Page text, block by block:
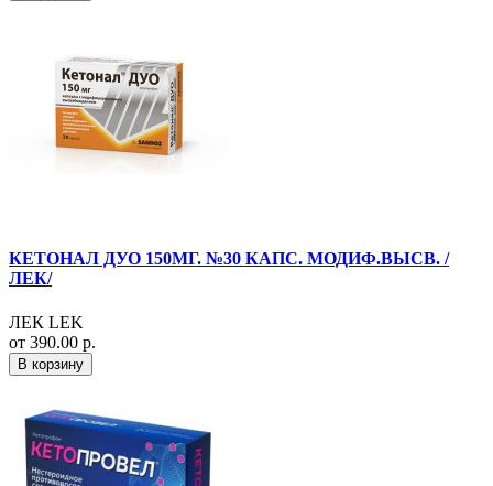
КЕТОНАЛ ДУО 150МГ. №30 КАПС. МОДИФ.ВЫСВ. /
ЛЕК/
ЛЕК LEK
от 390.00 р.
В корзину